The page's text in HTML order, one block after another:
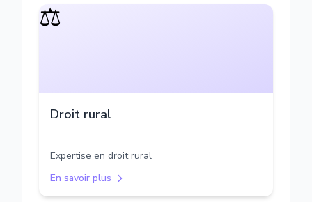
⚖️
Droit rural
Expertise en droit rural
En savoir plus